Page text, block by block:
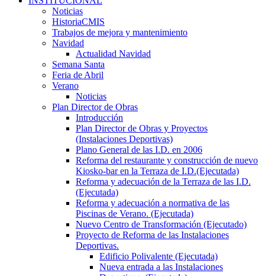
Noticias
HistoriaCMIS
Trabajos de mejora y mantenimiento
Navidad
Actualidad Navidad
Semana Santa
Feria de Abril
Verano
Noticias
Plan Director de Obras
Introducción
Plan Director de Obras y Proyectos
(Instalaciones Deportivas)
Plano General de las I.D. en 2006
Reforma del restaurante y construcción de nuevo
Kiosko-bar en la Terraza de I.D.(Ejecutada)
Reforma y adecuación de la Terraza de las I.D.
(Ejecutada)
Reforma y adecuación a normativa de las
Piscinas de Verano. (Ejecutada)
Nuevo Centro de Transformación (Ejecutado)
Proyecto de Reforma de las Instalaciones
Deportivas.
Edificio Polivalente (Ejecutada)
Nueva entrada a las Instalaciones